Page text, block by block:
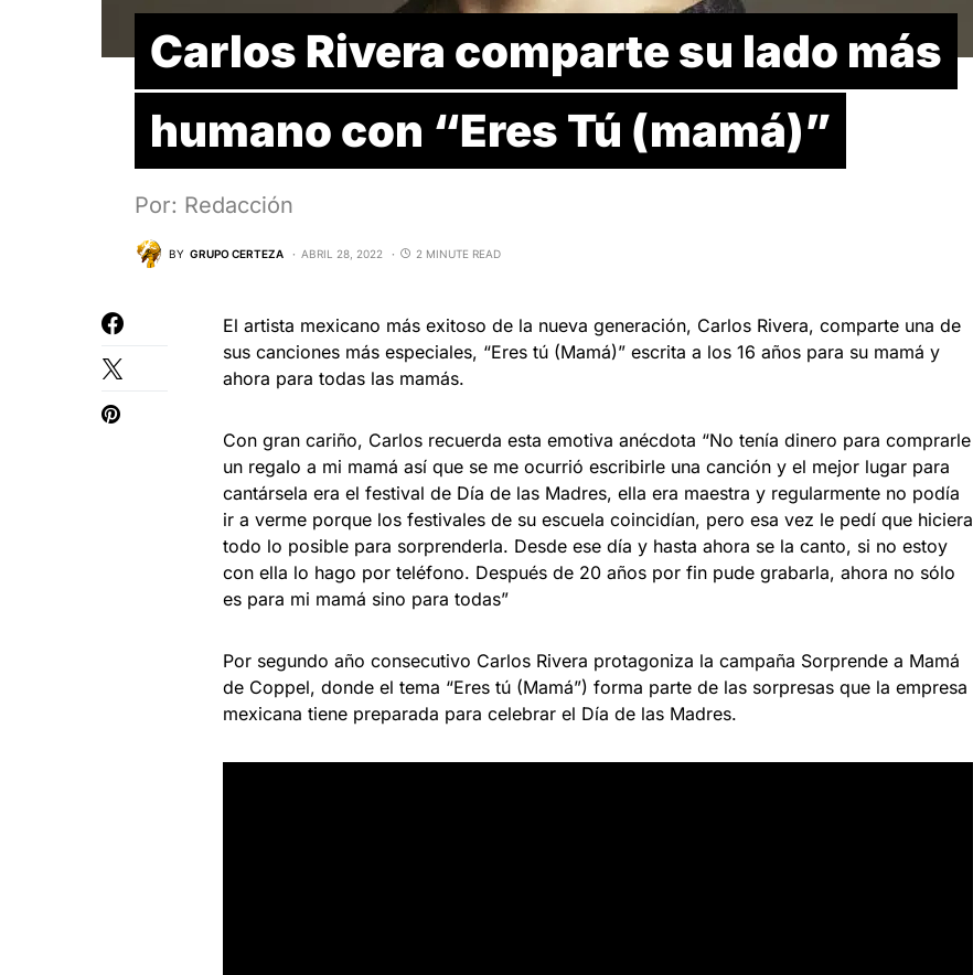
Carlos Rivera comparte su lado más
humano con “Eres Tú (mamá)”
Por: Redacción
BY GRUPO CERTEZA ABRIL 28, 2022 2 MINUTE READ
El artista mexicano más exitoso de la nueva generación, Carlos Rivera, comparte una de
sus canciones más especiales, “Eres tú (Mamá)” escrita a los 16 años para su mamá y
ahora para todas las mamás.
Con gran cariño, Carlos recuerda esta emotiva anécdota “No tenía dinero para comprarle
un regalo a mi mamá así que se me ocurrió escribirle una canción y el mejor lugar para
cantársela era el festival de Día de las Madres, ella era maestra y regularmente no podía
ir a verme porque los festivales de su escuela coincidían, pero esa vez le pedí que hiciera
todo lo posible para sorprenderla. Desde ese día y hasta ahora se la canto, si no estoy
con ella lo hago por teléfono. Después de 20 años por fin pude grabarla, ahora no sólo
es para mi mamá sino para todas”
Por segundo año consecutivo Carlos Rivera protagoniza la campaña Sorprende a Mamá
de Coppel, donde el tema “Eres tú (Mamá”) forma parte de las sorpresas que la empresa
mexicana tiene preparada para celebrar el Día de las Madres.